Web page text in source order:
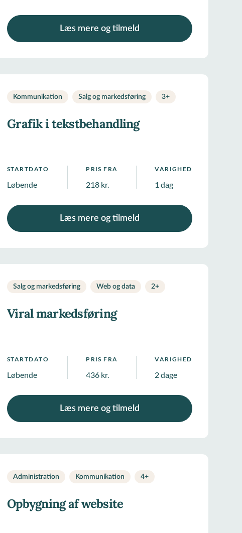
Læs mere og tilmeld
Kommunikation Salg og markedsføring 3+
Grafik i tekstbehandling
STARTDATO
Løbende
PRIS FRA
218 kr.
VARIGHED
1 dag
Læs mere og tilmeld
Salg og markedsføring Web og data 2+
Viral markedsføring
STARTDATO
Løbende
PRIS FRA
436 kr.
VARIGHED
2 dage
Læs mere og tilmeld
Administration Kommunikation 4+
Opbygning af website